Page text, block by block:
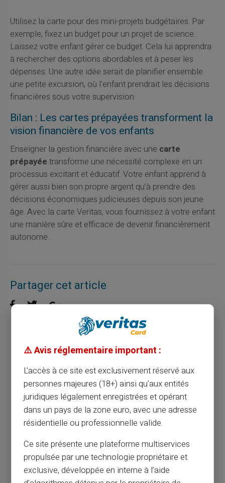
Utilisez la carte pour des mini-projets budgétaires. Par
exemple, fixez un budget pour un projet de science.
Laissez votre enfant gérer ce budget. Cela lui apprendra
à rechercher des options abordables et à peser les
dépenses. Une autre idée serait de planifier ensemble
une petite excursion, où l'enfant prendrait les décisions
financières sous votre supervision.
Bilan : Les cartes prépayées transforment la
vision financière de vos enfants
Enseigner la gestion financière avec une carte
prépayée transforme une nécessité complexe en un
processus excitant et éducatif. Votre enfant apprend à
gérer aussi bien son propre argent qu’à prendre des
décisions économiques judicieuses depuis son jeune
âge. Avec la carte Veritas, vous fournissez à votre enfant
une manière sûre et efficace de devenir financièrement
autonome.
Partager cet article
Découvrez les avantages des cartes
prépayées pour des paiements sécurisés
Article précédent
Découvrez comment la carte prépayée et
sécurité des achats en ligne révolutionnent
vos transactions
⚠️ Avis réglementaire important :
L'accès à ce site est exclusivement réservé aux
personnes majeures (18+) ainsi qu'aux entités
juridiques légalement enregistrées et opérant
dans un pays de la zone euro, avec une adresse
résidentielle ou professionnelle valide.
Ce site présente une plateforme multiservices
propulsée par une technologie propriétaire et
exclusive, développée en interne à l’aide